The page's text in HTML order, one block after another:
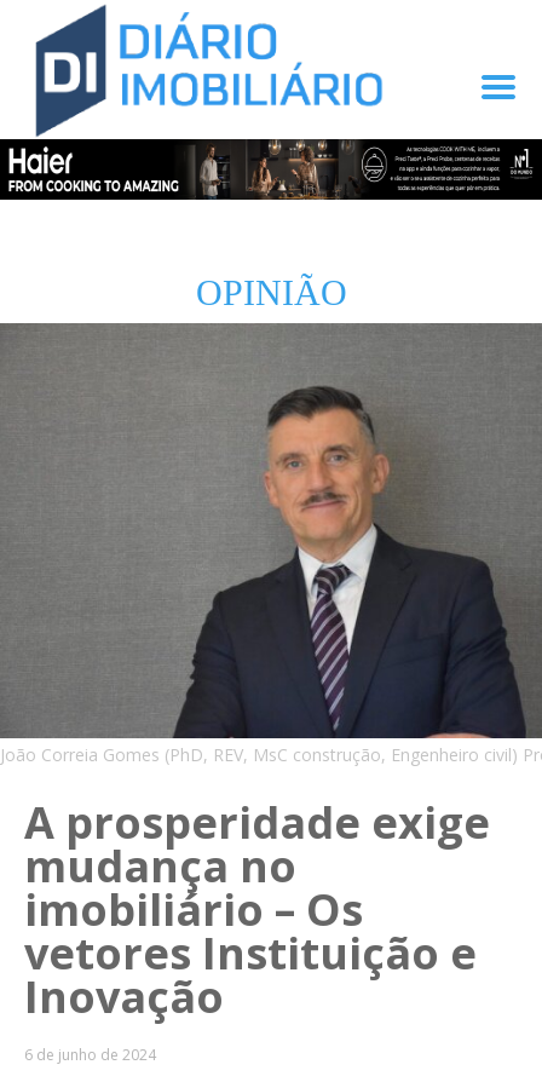
OPINIÃO
João Correia Gomes (PhD, REV, MsC construção, Engenheiro civil)
A prosperidade exige
mudança no
imobiliário – Os
vetores Instituição e
Inovação
6 de junho de 2024